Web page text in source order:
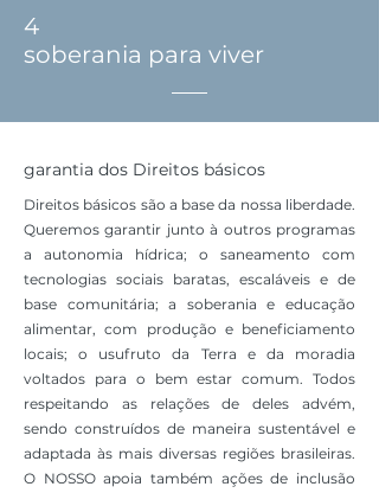
4
soberania para viver
garantia dos Direitos básicos
Direitos básicos são a base da nossa liberdade.
Queremos garantir junto à outros programas
a autonomia hídrica; o saneamento com
tecnologias sociais baratas, escaláveis e de
base comunitária; a soberania e educação
alimentar, com produção e beneficiamento
locais; o usufruto da Terra e da moradia
voltados para o bem estar comum. Todos
respeitando as relações de deles advém,
sendo construídos de maneira sustentável e
adaptada às mais diversas regiões brasileiras.
O NOSSO apoia também ações de inclusão